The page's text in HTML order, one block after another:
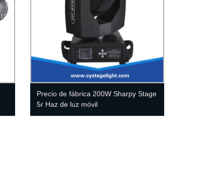
Precio de fábrica 200W Sharpy Stage
5r Haz de luz móvil